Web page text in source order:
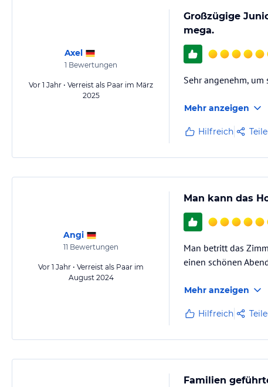
Axel
1 Bewertungen
Vor 1 Jahr • Verreist als Paar im März
2025
Großzügige
mega.
Sehr angenehm, um
Mehr anzeigen
Hilfreich
Angi
11 Bewertungen
Vor 1 Jahr • Verreist als Paar im
August 2024
Man kann das
Man betritt das
einen schönen
Mehr anzeigen
Hilfreich
Familien